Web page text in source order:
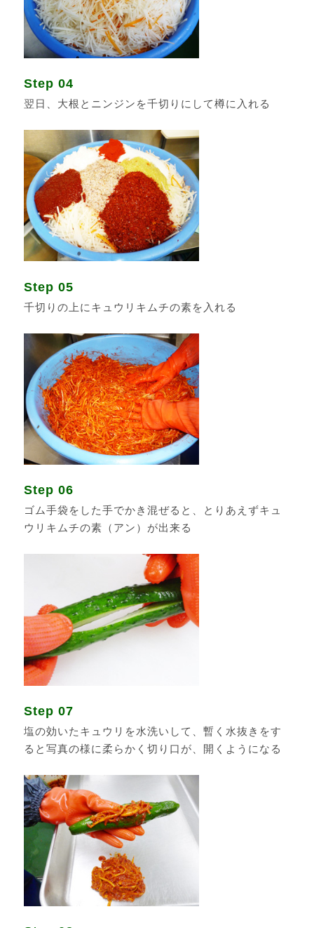
Step 04
翌日、大根とニンジンを千切りにして樽に入れる
Step 05
千切りの上にキュウリキムチの素を入れる
Step 06
ゴム手袋をした手でかき混ぜると、とりあえずキュ
ウリキムチの素（アン）が出来る
Step 07
塩の効いたキュウリを水洗いして、暫く水抜きをす
ると写真の様に柔らかく切り口が、開くようになる